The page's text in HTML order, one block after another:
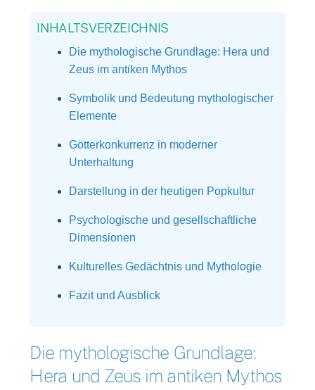
INHALTSVERZEICHNIS
Die mythologische Grundlage: Hera und
Zeus im antiken Mythos
Symbolik und Bedeutung mythologischer
Elemente
Götterkonkurrenz in moderner
Unterhaltung
Darstellung in der heutigen Popkultur
Psychologische und gesellschaftliche
Dimensionen
Kulturelles Gedächtnis und Mythologie
Fazit und Ausblick
Die mythologische Grundlage:
Hera und Zeus im antiken Mythos